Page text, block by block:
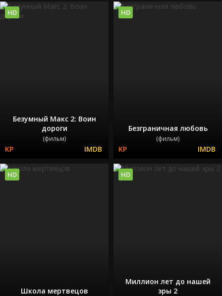
Безумный Макс 2: Воин
дороги
(фильм)
HD
Безграничная любовь
(фильм)
HD
Школа мертвецов
HD
Миллион лет до нашей
эры 2
HD